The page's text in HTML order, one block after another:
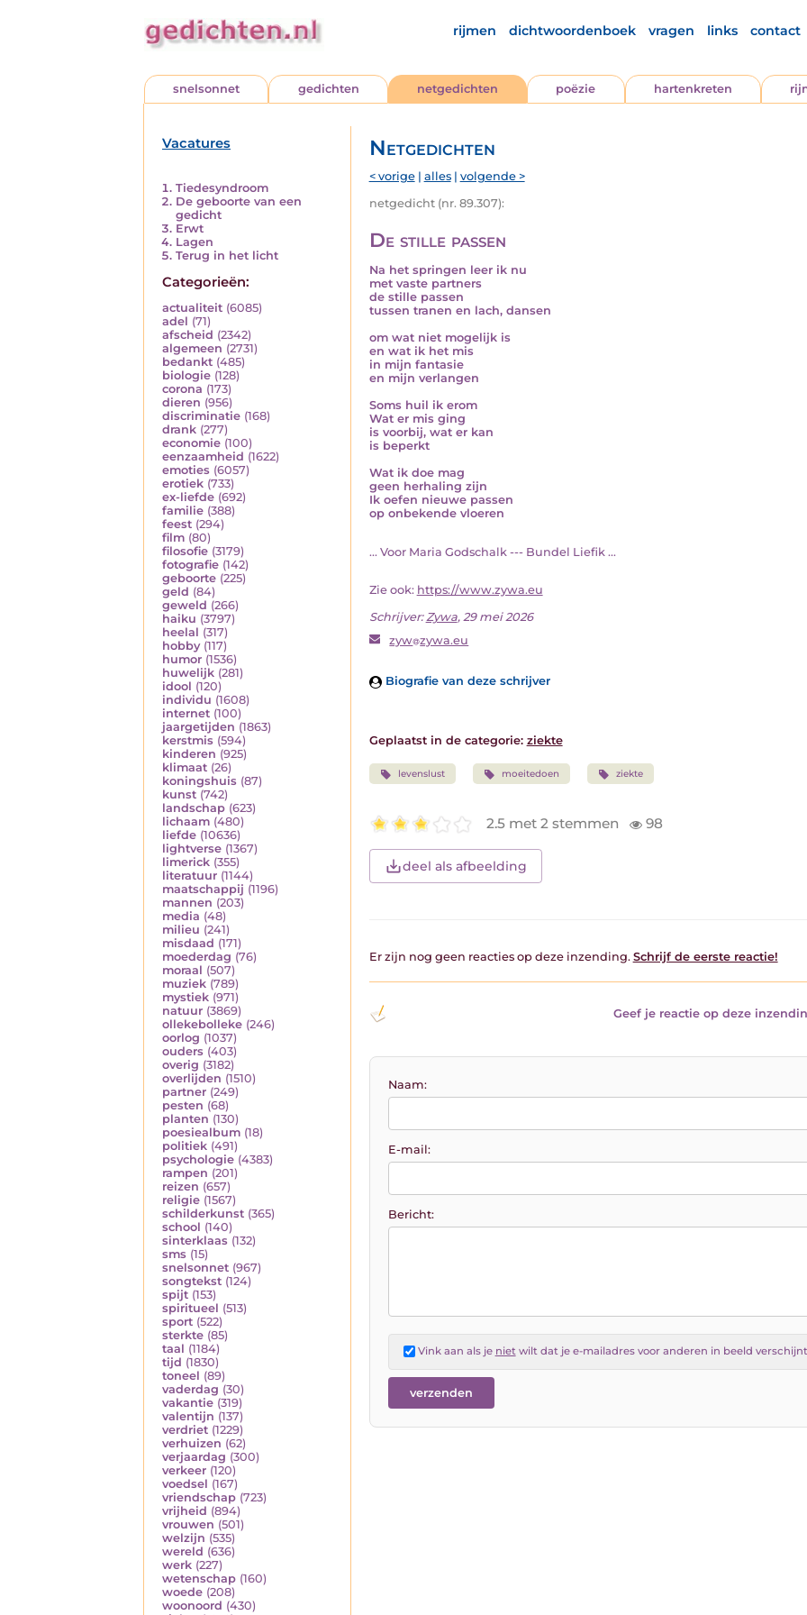
rijmen dichtwoordenboek vragen links contact
snelsonnet gedichten netgedichten poëzie hartenkreten
Vacatures
Tiedesyndroom
De geboorte van een
gedicht
Erwt
Lagen
Terug in het licht
Categorieën:
actualiteit (6085)
adel (71)
afscheid (2342)
algemeen (2731)
bedankt (485)
biologie (128)
corona (173)
dieren (956)
discriminatie (168)
drank (277)
economie (100)
eenzaamheid (1622)
emoties (6057)
erotiek (733)
ex-liefde (692)
familie (388)
feest (294)
film (80)
filosofie (3179)
fotografie (142)
geboorte (225)
geld (84)
geweld (266)
haiku (3797)
heelal (317)
hobby (117)
humor (1536)
huwelijk (281)
idool (120)
individu (1608)
internet (100)
jaargetijden (1863)
kerstmis (594)
kinderen (925)
klimaat (26)
koningshuis (87)
kunst (742)
landschap (623)
lichaam (480)
liefde (10636)
lightverse (1367)
limerick (355)
literatuur (1144)
maatschappij (1196)
mannen (203)
media (48)
milieu (241)
misdaad (171)
moederdag (76)
moraal (507)
muziek (789)
mystiek (971)
natuur (3869)
ollekebolleke (246)
oorlog (1037)
ouders (403)
overig (3182)
overlijden (1510)
partner (249)
pesten (68)
planten (130)
poesiealbum (18)
politiek (491)
psychologie (4383)
rampen (201)
reizen (657)
religie (1567)
schilderkunst (365)
school (140)
sinterklaas (132)
sms (15)
snelsonnet (967)
songtekst (124)
spijt (153)
spiritueel (513)
sport (522)
sterkte (85)
taal (1184)
tijd (1830)
toneel (89)
vaderdag (30)
vakantie (319)
valentijn (137)
verdriet (1229)
verhuizen (62)
verjaardag (300)
verkeer (120)
voedsel (167)
vriendschap (723)
vrijheid (894)
vrouwen (501)
welzijn (535)
wereld (636)
werk (227)
wetenschap (160)
woede (208)
woonoord (430)
Netgedichten
< vorige| alles| volgende >
netgedicht (nr. 89.307):
De stille passen
Na het springen leer ik nu
met vaste partners
de stille passen
tussen tranen en lach, dansen
om wat niet mogelijk is
en wat ik het mis
in mijn fantasie
en mijn verlangen
Soms huil ik erom
Wat er mis ging
is voorbij, wat er kan
is beperkt
Wat ik doe mag
geen herhaling zijn
Ik oefen nieuwe passen
op onbekende vloeren
... Voor Maria Godschalk --- Bundel Liefik ...
Zie ook: https://www.zywa.eu
Schrijver:Zywa, 29 mei 2026
zyw zywa.eu
Biografie van deze schrijver
Geplaatst in de categorie: ziekte
levenslust moeitedoen ziekte
2.5 met 2 stemmen 98
deel als afbeelding
Er zijn nog geen reacties op deze inzending. Schrijf de eerste reactie!
Geef je reactie op deze
Naam:
E-mail:
Bericht:
Vink aan als je niet wilt dat je e-mailadres voor anderen in beeld verschijnt